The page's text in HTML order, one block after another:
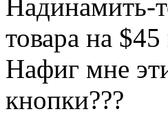
Надинамить-
товара на
Нафиг мне
кнопки???